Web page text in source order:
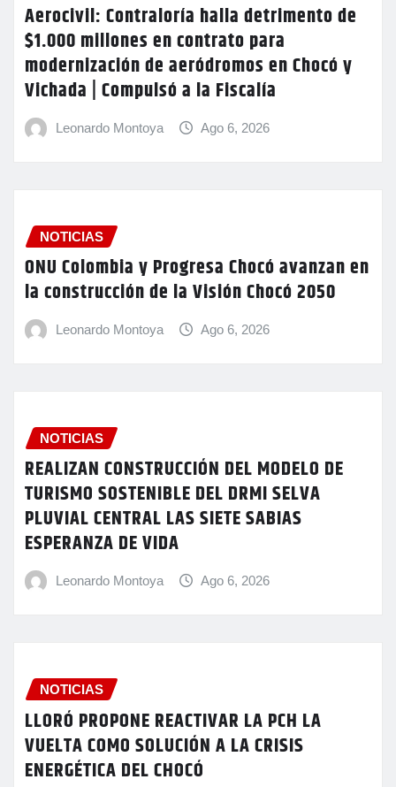
Aerocivil: Contraloría halla detrimento de
$1.000 millones en contrato para
modernización de aeródromos en Chocó y
Vichada | Compulsó a la Fiscalía
Leonardo Montoya Ago 6, 2026
NOTICIAS
ONU Colombia y Progresa Chocó avanzan en
la construcción de la Visión Chocó 2050
Leonardo Montoya Ago 6, 2026
NOTICIAS
REALIZAN CONSTRUCCIÓN DEL MODELO DE
TURISMO SOSTENIBLE DEL DRMI SELVA
PLUVIAL CENTRAL LAS SIETE SABIAS
ESPERANZA DE VIDA
Leonardo Montoya Ago 6, 2026
NOTICIAS
LLORÓ PROPONE REACTIVAR LA PCH LA
VUELTA COMO SOLUCIÓN A LA CRISIS
ENERGÉTICA DEL CHOCÓ